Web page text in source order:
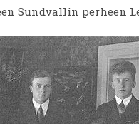
Sundvallin perheen